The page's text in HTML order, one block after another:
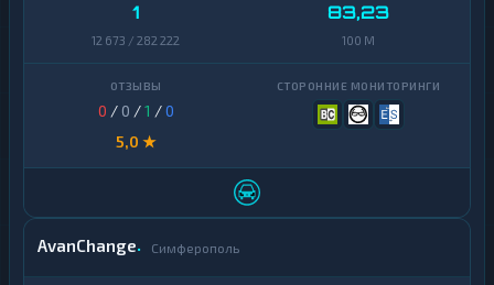
1
12 673 / 282 222
83,23
100 M
0 / 0 /1 /0
5,0 ★
AvanChange Симферополь